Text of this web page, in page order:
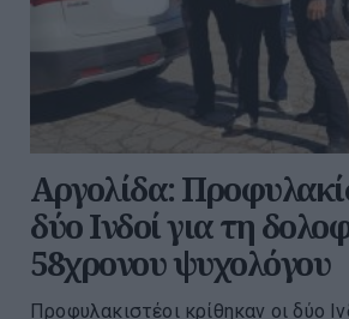
Αργολίδα:
δύο Ινδοί για τη
58χρονου ψυχολόγου
Προφυλακιστέοι κρίθηκαν οι δύο